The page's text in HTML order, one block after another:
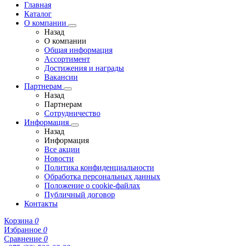
Главная
Каталог
О компании
Назад
О компании
Общая информация
Ассортимент
Достижения и награды
Вакансии
Партнерам
Назад
Партнерам
Сотрудничество
Информация
Назад
Информация
Все акции
Новости
Политика конфиденциальности
Обработка персональных данных
Положение о cookie-файлах
Публичный договор
Контакты
Корзина 0
Избранное 0
Сравнение 0